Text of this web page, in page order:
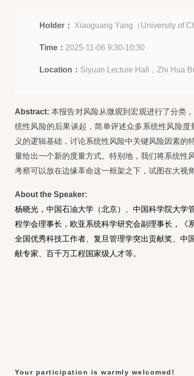
Holder： Xiaoguang Yang（University of
Time： 2025-11-06 9:30-10:30
Location： Siyuan Lecture Hall，Zhi Hua
Abstract:本报告对风险从微观到宏观进行了分类
统性风险的后果谈起，简单评述众多系统性风险
义的逻辑基础，讨论系统性风险中关键风险因素
量给出一个新的度量方式。特别地，我们将系统性
考察可以放在边缘革命这一框架之下，试图在大视
About the Speaker:
杨晓光，中国石油大学（北京）、中国科学院大学
程学会理事长，欧亚系统科学研究会副理事长，《
全国优秀科技工作者、复旦管理学突出贡献奖、中
献专家、百千万工程国家级人才等。
Your participation is warmly welcomed!